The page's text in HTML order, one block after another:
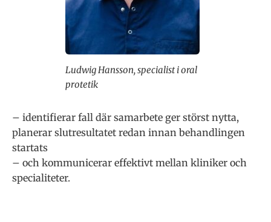
Ludwig Hansson, specialist i oral
protetik
– identifierar fall där samarbete ger störst nytta,
planerar slutresultatet redan innan behandlingen
startats
– och kommunicerar effektivt mellan kliniker och
specialiteter.